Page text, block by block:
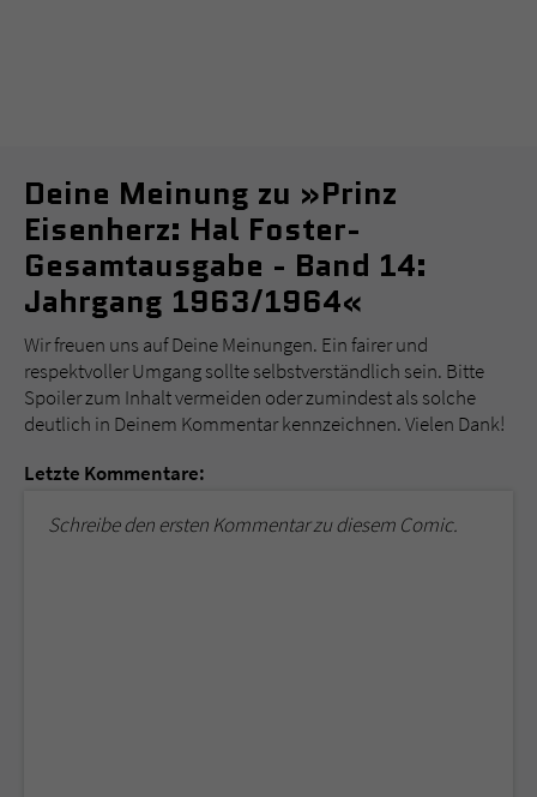
Deine Meinung zu »Prinz
Eisenherz: Hal Foster-
Gesamtausgabe - Band 14:
Jahrgang 1963/1964«
Wir freuen uns auf Deine Meinungen. Ein fairer und
respektvoller Umgang sollte selbstverständlich sein. Bitte
Spoiler zum Inhalt vermeiden oder zumindest als solche
deutlich in Deinem Kommentar kennzeichnen. Vielen Dank!
Letzte Kommentare:
Schreibe den ersten Kommentar zu diesem Comic.